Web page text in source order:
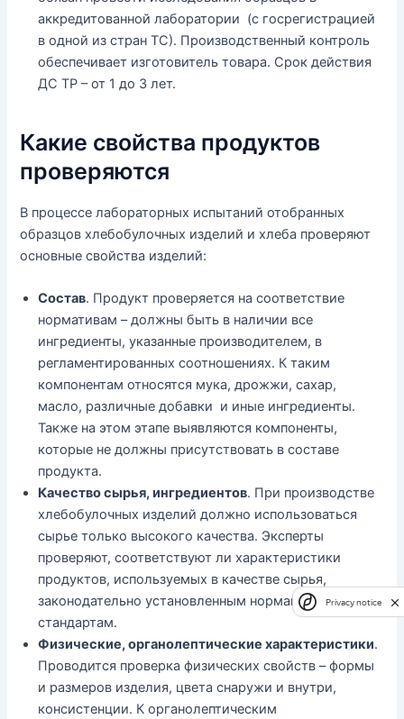
аккредитованной лаборатории (с госрегистрацией
в одной из стран ТС). Производственный контроль
обеспечивает изготовитель товара. Срок действия
ДС ТР – от 1 до 3 лет.
Какие свойства продуктов
проверяются
В процессе лабораторных испытаний отобранных
образцов хлебобулочных изделий и хлеба проверяют
основные свойства изделий:
Состав. Продукт проверяется на соответствие
нормативам – должны быть в наличии все
ингредиенты, указанные производителем, в
регламентированных соотношениях. К таким
компонентам относятся мука, дрожжи, сахар,
масло, различные добавки и иные ингредиенты.
Также на этом этапе выявляются компоненты,
которые не должны присутствовать в составе
продукта.
Качество сырья, ингредиентов. При производстве
хлебобулочных изделий должно использоваться
сырье только высокого качества. Эксперты
проверяют, соответствуют ли характеристики
продуктов, используемых в качестве сырья,
законодательно установленным нормам и
стандартам.
Физические, органолептические характеристики.
Проводится проверка физических свойств – формы
и размеров изделия, цвета снаружи и внутри,
консистенции. К органолептическим
Privacy notice